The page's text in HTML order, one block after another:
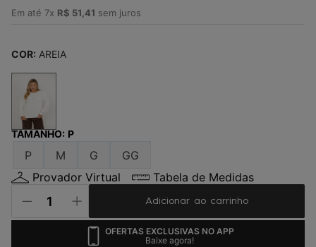
Em até 7x R$ 51 41 sem juros
COR: AREIA
TAMANHO: P
P M G
GG
Provador Virtual
Tabela de Medidas
Adicionar ao carrinho
OFERTAS EXCLUSIVAS NO APP
Baixe agora!